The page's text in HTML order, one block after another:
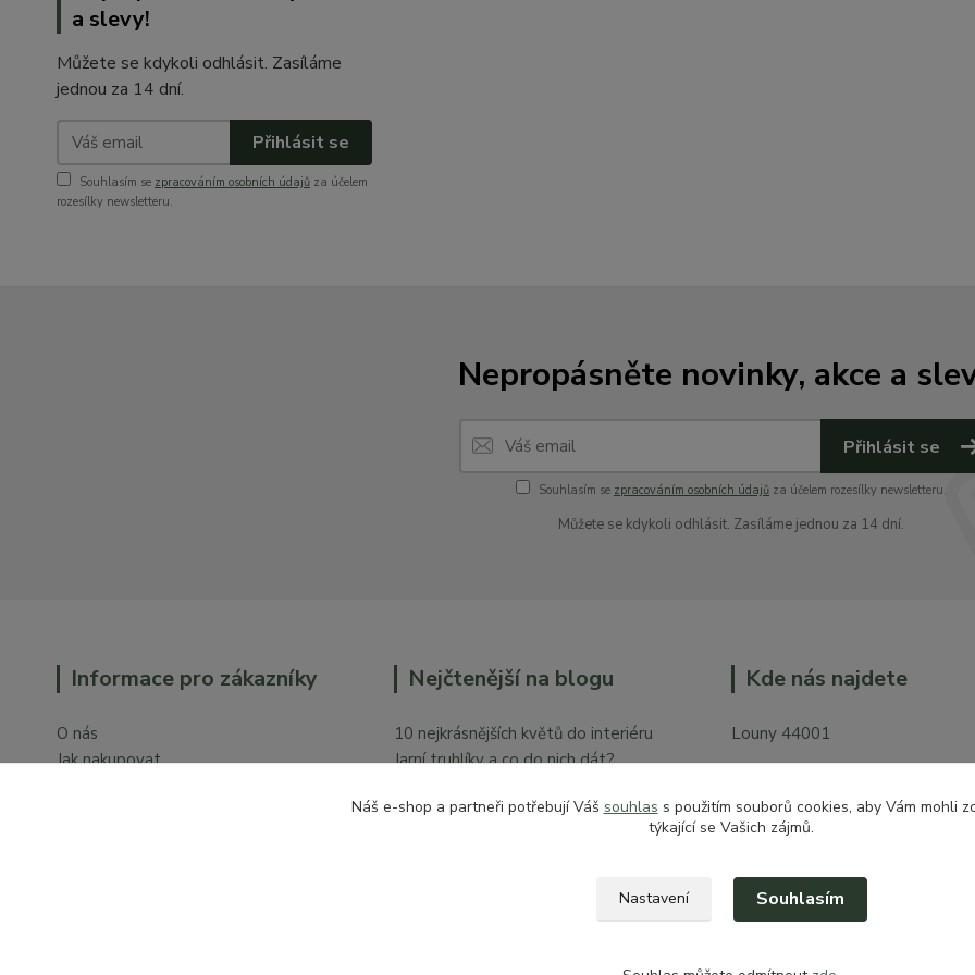
a slevy!
Můžete se kdykoli odhlásit. Zasíláme
jednou za 14 dní.
Přihlásit se
Souhlasím se zpracováním osobních údajů za účelem
rozesílky newsletteru.
Nepropásněte novinky, akce a
Přihlásit se
Souhlasím se zpracováním osobních údajů za účelem rozesílky newsletteru.
Můžete se kdykoli odhlásit. Zasíláme jednou za 14 dní.
Informace pro zákazníky
O nás
Jak nakupovat
Nejčtenější na blogu
10 nejkrásnějších květů do interiéru
Jarní truhlíky a co do nich dát?
Kde nás najdete
Louny 44001
Vchod z České ulice prodejna
Náš e-shop a partneři potřebují Váš souhlas s použitím souborů cookies, aby Vám mohli
týkající se Vašich zájmů.
Nastavení Souhlasím